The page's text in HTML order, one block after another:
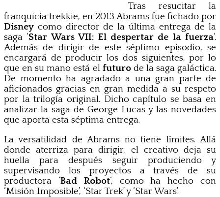
Tras resucitar la
franquicia trekkie, en 2013 Abrams fue fichado por
Disney como director de la última entrega de la
saga ‘Star Wars VII: El despertar de la fuerza‘.
Además de dirigir de este séptimo episodio, se
encargará de producir los dos siguientes, por lo
que en su mano está el futurode la saga galáctica.
De momento ha agradado a una gran parte de
aficionados gracias en gran medida a su respeto
por la trilogía original. Dicho capítulo se basa en
analizar la saga de George Lucas y las novedades
que aporta esta séptima entrega.
La versatilidad de Abrams no tiene límites. Allá
donde aterriza para dirigir, el creativo deja su
huella para después seguir produciendo y
supervisando los proyectos a través de su
productora ‘Bad Robot‘, como ha hecho con
‘Misión Imposible’, ‘Star Trek’ y ‘Star Wars’.